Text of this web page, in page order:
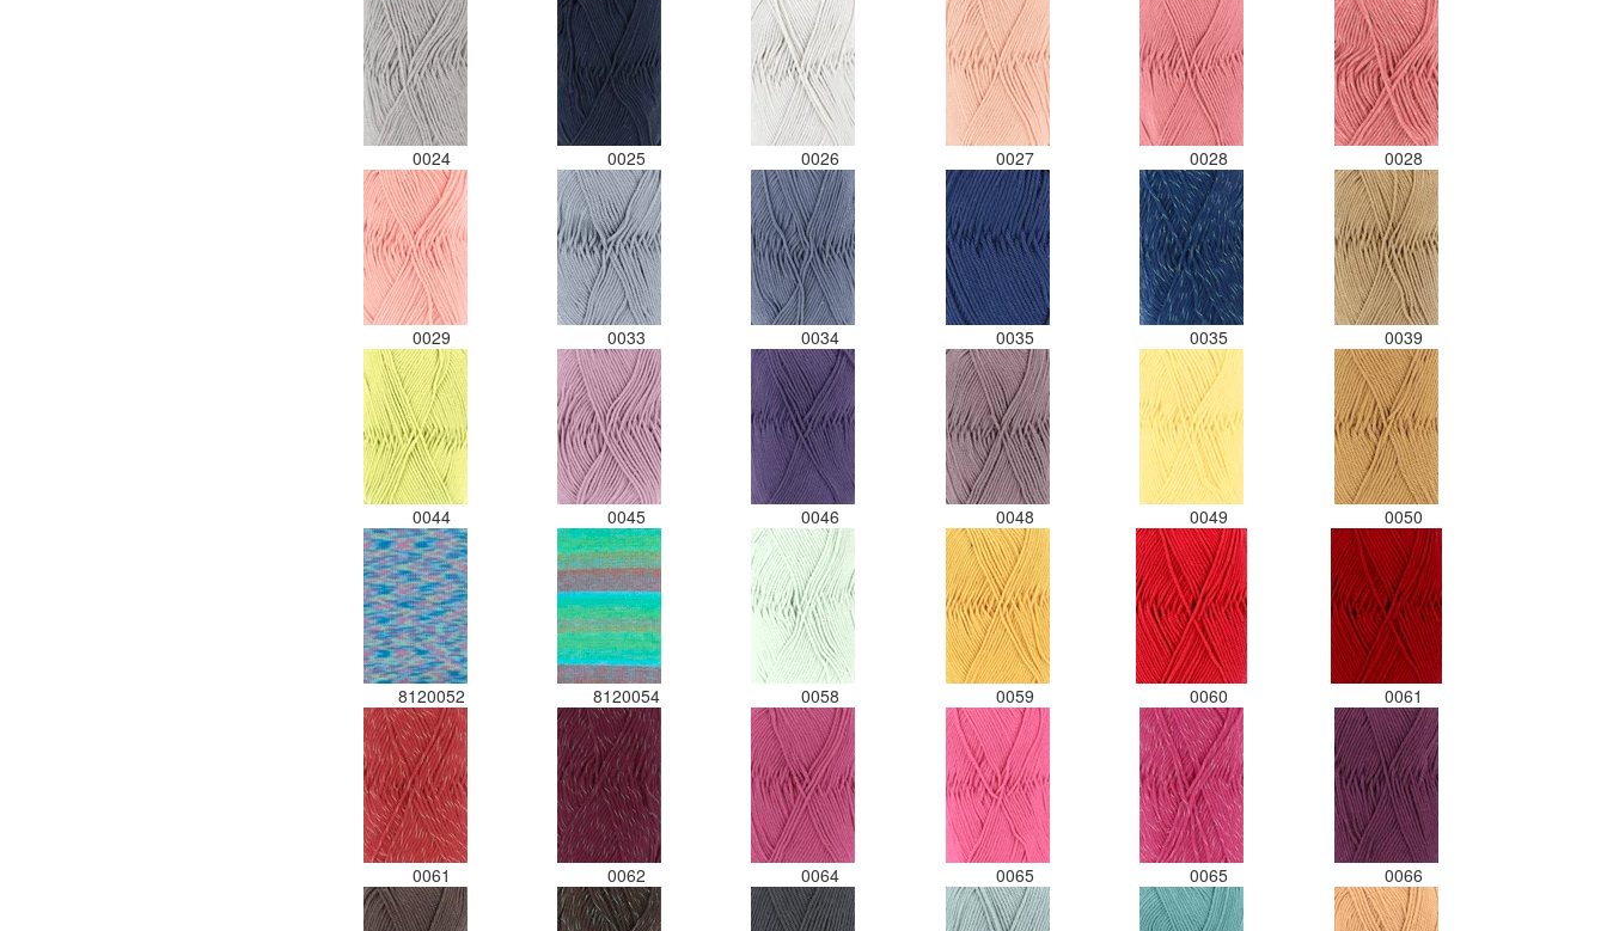
0024 0025 0026 0027 0028 0028
0029 0033 0034 0035 0035 0039
0044 0045 0046 0048 0049 0050
8120052 8120054 0058 0059 0060 0061
0061 0062 0064 0065 0065 0066